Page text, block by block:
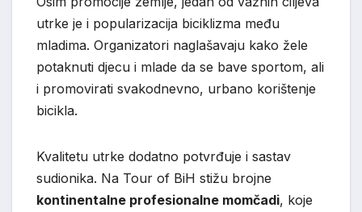
utrke je i popularizacija biciklizma među
mladima. Organizatori naglašavaju kako žele
potaknuti djecu i mlade da se bave sportom, ali
i promovirati svakodnevno, urbano korištenje
bicikla.
Kvalitetu utrke dodatno potvrđuje i sastav
sudionika. Na Tour of BiH stižu brojne
kontinentalne profesionalne momčadi, koje